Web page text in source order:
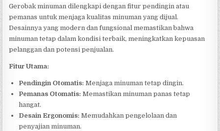
Gerobak minuman dilengkapi dengan fitur pendingin atau
pemanas untuk menjaga kualitas minuman yang dijual.
Desainnya yang modern dan fungsional memastikan bahwa
minuman tetap dalam kondisi terbaik, meningkatkan kepuasan
pelanggan dan potensi penjualan.
Fitur Utama:
Pendingin Otomatis: Menjaga minuman tetap dingin.
Pemanas Otomatis: Memastikan minuman panas tetap
hangat.
Desain Ergonomis: Memudahkan pengelolaan dan
penyajian minuman.